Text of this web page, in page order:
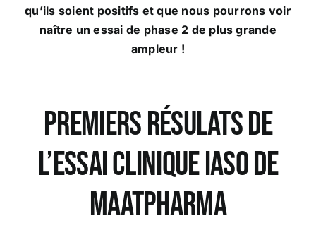
qu’ils soient positifs et que nous pourrons voir
naître un essai de phase 2 de plus grande
ampleur !
Premiers résulats de
l’essai clinique iaso de
maatpharma